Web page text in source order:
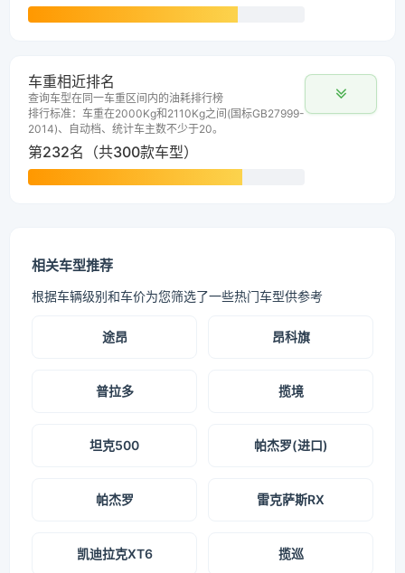
车重相近排名
查询车型在同一车重区间内的油耗排行榜
排行标准：车重在2000Kg和2110Kg之间(国标GB27999-
2014)、自动档、统计车主数不少于20。
第232名（共300款车型）
相关车型推荐
根据车辆级别和车价为您筛选了一些热门车型供参考
途昂 昂科旗
普拉多 揽境
坦克500 帕杰罗(进口)
帕杰罗 雷克萨斯RX
凯迪拉克XT6 揽巡